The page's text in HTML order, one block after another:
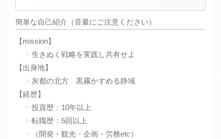
簡単な自己紹介（音量にご注意ください）
【mission】
生きぬく戦略を実践し共有せよ
【出身地】
灰都の北方 黒霧かすめる静域
【経歴】
投資歴：10年以上
転職歴：5回以上
（開発・観光・企画・労務etc）